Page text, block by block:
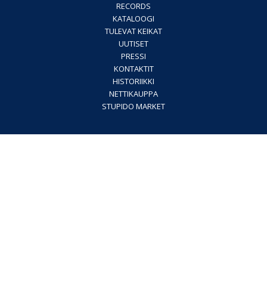
RECORDS
KATALOOGI
TULEVAT KEIKAT
UUTISET
PRESSI
KONTAKTIT
HISTORIIKKI
NETTIKAUPPA
STUPIDO MARKET